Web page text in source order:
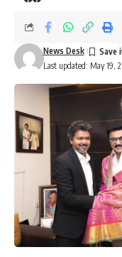
Last updated: May 19,
News Desk